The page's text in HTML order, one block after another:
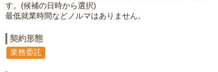
す。(候補の日時から選択)
最低就業時間などノルマはありません。
契約形態
業務委託